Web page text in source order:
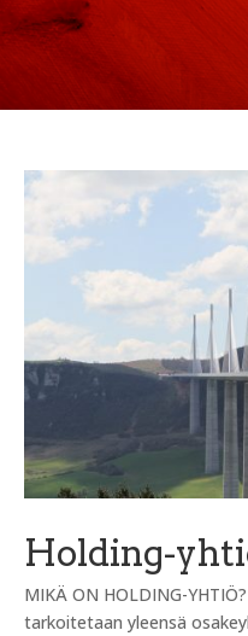
Holding-
MIKÄ ON HOLDING-
tarkoitetaan yleensä